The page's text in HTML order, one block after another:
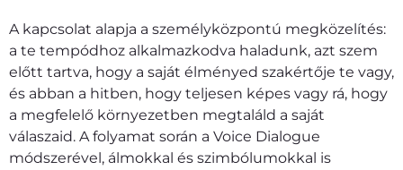
A kapcsolat alapja a személyközpontú megközelítés:
a te tempódhoz alkalmazkodva haladunk, azt szem
előtt tartva, hogy a saját élményed szakértője te vagy,
és abban a hitben, hogy teljesen képes vagy rá, hogy
a megfelelő környezetben megtaláld a saját
válaszaid. A folyamat során a Voice Dialogue
módszerével, álmokkal és szimbólumokkal is